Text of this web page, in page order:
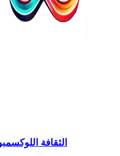
الثقافة